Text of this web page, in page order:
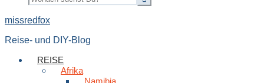
missredfox
Reise- und DIY-Blog
REISE
Afrika
Namibia